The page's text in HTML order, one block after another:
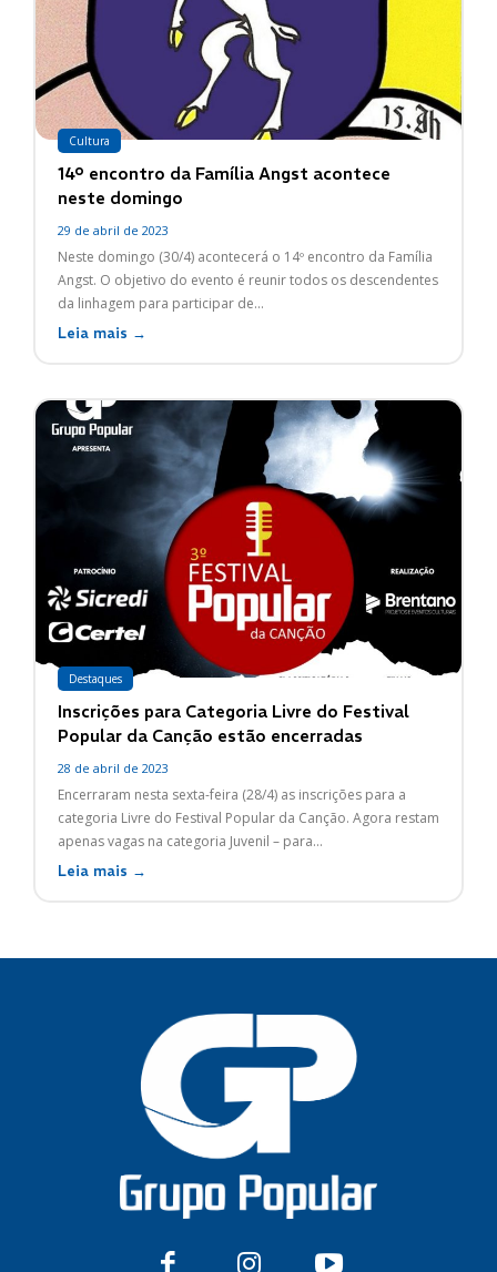
Cultura
14º encontro da Família Angst acontece
neste domingo
29 de abril de 2023
Neste domingo (30/4) acontecerá o 14º encontro da Família
Angst. O objetivo do evento é reunir todos os descendentes
da linhagem para participar de...
Leia mais →
Destaques
Inscrições para Categoria Livre do Festival
Popular da Canção estão encerradas
28 de abril de 2023
Encerraram nesta sexta-feira (28/4) as inscrições para a
categoria Livre do Festival Popular da Canção. Agora restam
apenas vagas na categoria Juvenil – para...
Leia mais →